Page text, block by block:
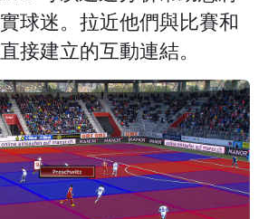
球迷。拉近他們與比賽和
接建立的互動連結。